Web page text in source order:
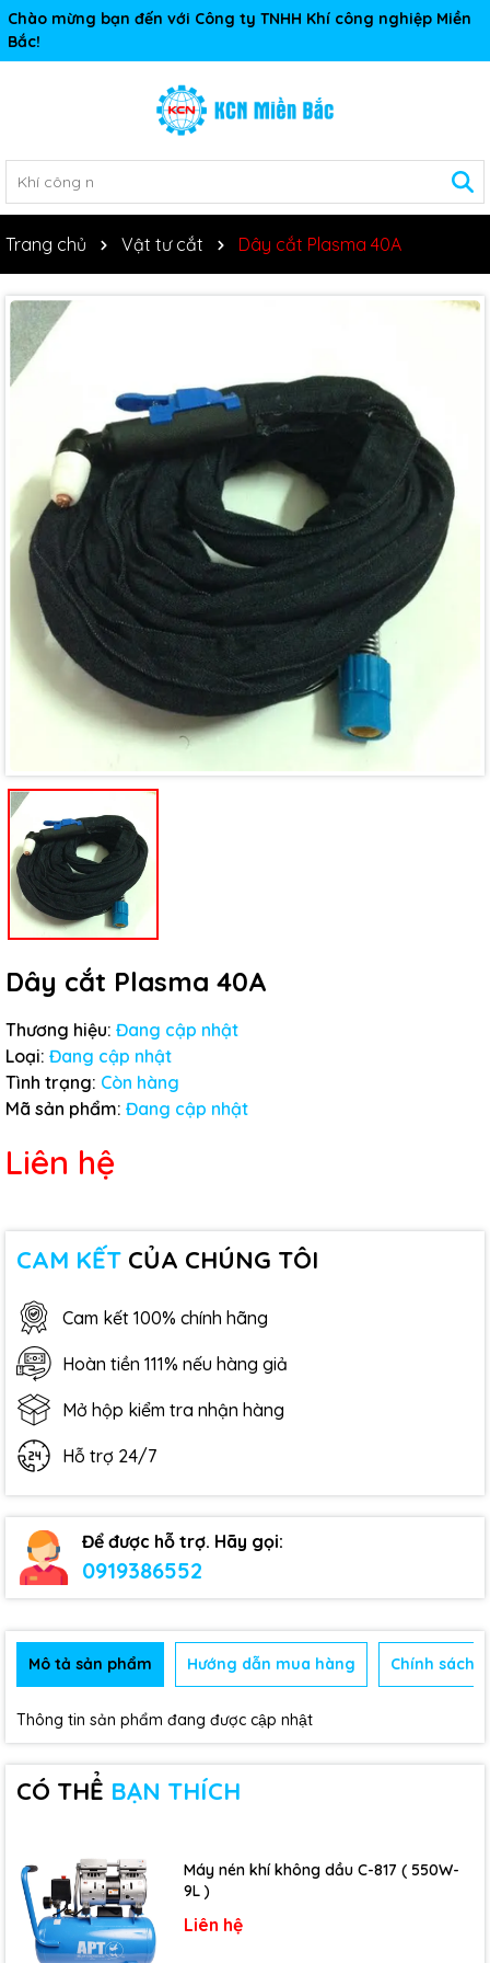
Chào mừng bạn đến với Công ty TNHH Khí công nghiệp Miền
Bắc!
Trang chủ Vật tư cắt Dây cắt Plasma 40A
Dây cắt Plasma 40A
Thương hiệu: Đang cập nhật
Loại: Đang cập nhật
Tình trạng: Còn hàng
Mã sản phẩm: Đang cập nhật
Liên hệ
CAM KẾT CỦA CHÚNG TÔI
Cam kết 100% chính hãng
Hoàn tiền 111% nếu hàng giả
Mở hộp kiểm tra nhận hàng
Hỗ trợ 24/7
Để được hỗ trợ. Hãy gọi:
0919386552
Mô tả sản phẩm Hướng dẫn mua hàng Chính sách
Thông tin sản phẩm đang được cập nhật
CÓ THỂ BẠN THÍCH
Máy nén khí không dầu C-817 ( 550W-
9L )
Liên hệ